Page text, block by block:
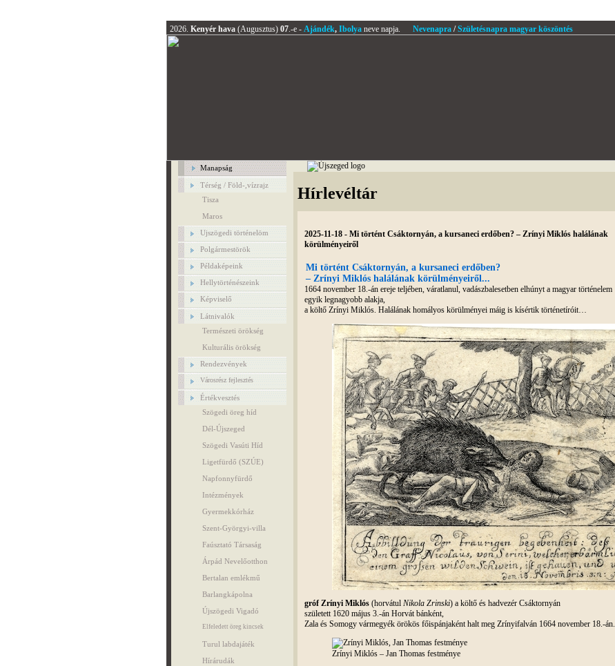
2026. Kenyér hava (Augusztus) 07.-e - Ajándék, Ibolyaneve napja. Nevenapra/Születésnapra magyar köszöntés
Manapság
Térség / Föld-,vízrajz
Tisza
Maros
Ujszögedi történelöm
Polgármestörök
Példaképeink
Hellytörténészeink
Képviselő
Látnivalók
Természeti örökség
Kulturális örökség
Rendezvények
Városrész fejlesztés
Értékvesztés
Szögedi öreg híd
Dél-Újszeged
Szögedi Vasúti Híd
Ligetfürdő (SZÚE)
Napfonnyfürdő
Intézmények
Gyermekkórház
Szent-Györgyi-villa
Faúsztató Társaság
Árpád Nevelőotthon
Bertalan emlékmű
Barlangkápolna
Újszögedi Vigadó
Elfeledett öreg kincsek
Turul labdajáték
Hírárudák
Hírlevéltár
2025-11-18 - Mi történt Csáktornyán, a kursaneci erdőben? – Zrínyi Miklós halálának
körülményeiről
Mi történt Csáktornyán, a kursaneci erdőben?
– Zrínyi Miklós halálának körülményeiről...
1664 november 18.-án ereje teljében, váratlanul, vadászbalesetben elhúnyt a magyar történelem
egyik legnagyobb alakja,
a költő Zrínyi Miklós. Halálának homályos körülményei máig is kísértik történetíróit…
gróf Zrínyi Miklós(horvátul Nikola Zrinski) a költő és hadvezér Csáktornyán
született 1620 május 3.-án Horvát bánként,
Zala és Somogy vármegyék örökös főispánjaként halt meg Zrínyifalván 1664 november 18.-án.
Zrínyi Miklós – Jan Thomas festménye